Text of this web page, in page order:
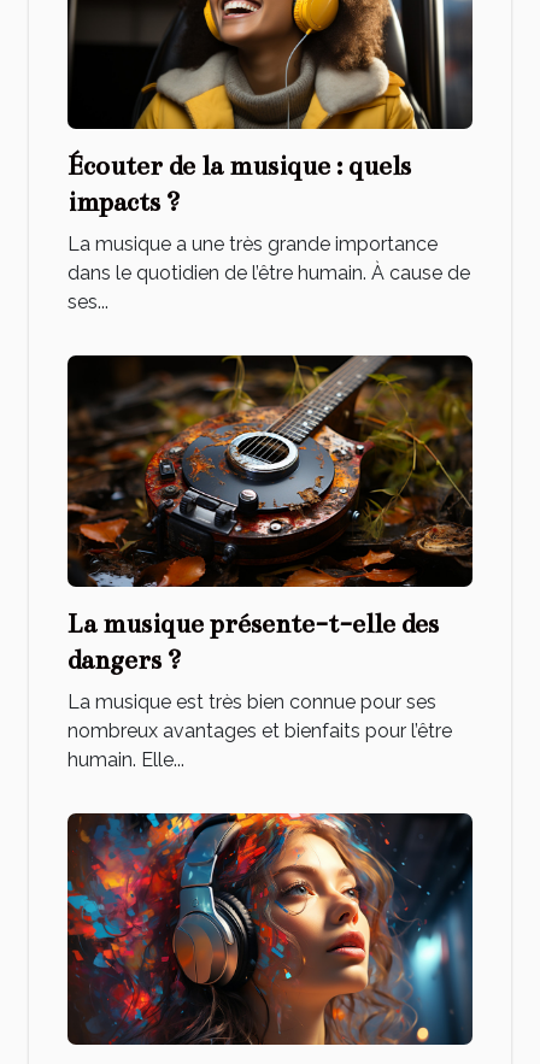
Écouter de la musique : quels
impacts ?
La musique a une très grande importance
dans le quotidien de l’être humain. À cause de
ses...
La musique présente-t-elle des
dangers ?
La musique est très bien connue pour ses
nombreux avantages et bienfaits pour l’être
humain. Elle...